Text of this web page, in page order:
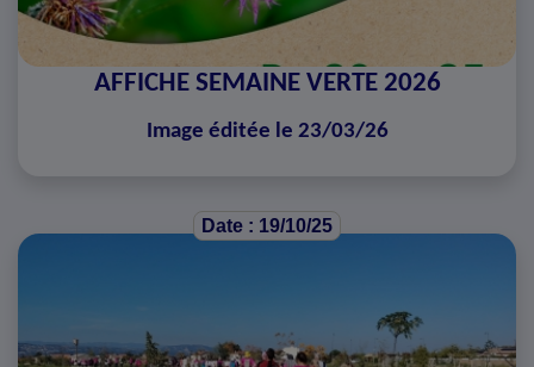
AFFICHE SEMAINE VERTE 2026
Image éditée le 23/03/26
Date : 19/10/25